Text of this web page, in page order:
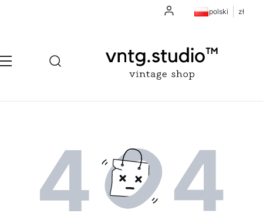
Zaloguj siępolski zł
Menu Otwórz wyszukiwarkę
Szukaj